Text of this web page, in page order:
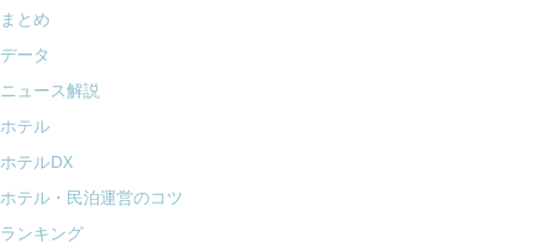
まとめ
データ
ニュース解説
ホテル
ホテルDX
ホテル・民泊運営のコツ
ランキング